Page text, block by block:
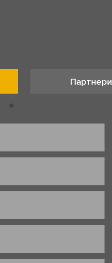
Партнери